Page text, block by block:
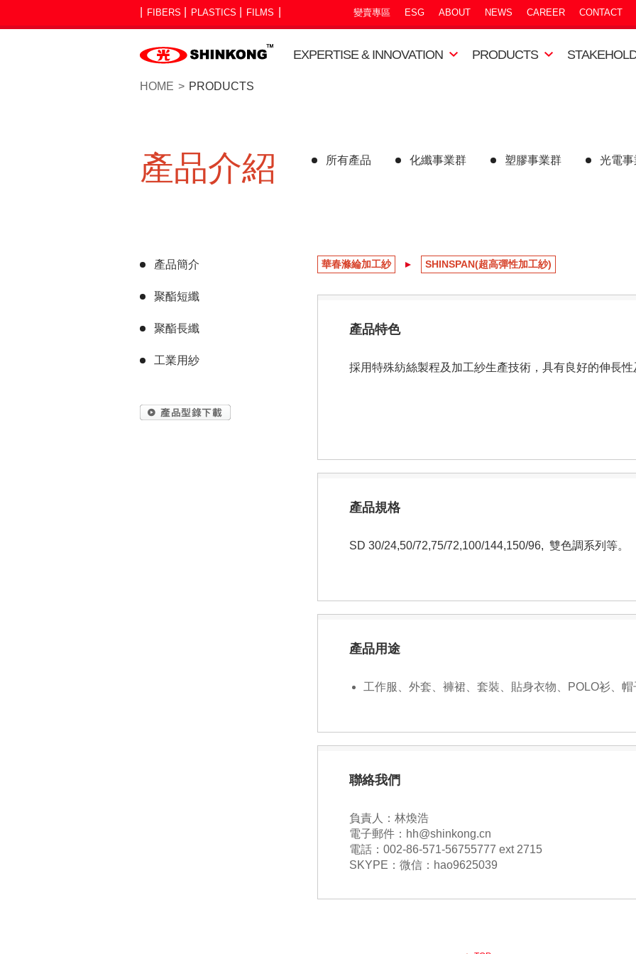
FIBERS PLASTICS FILMS 變賣專區 ESG ABOUT NEWS CAREER CONTACT
EXPERTISE & INNOVATION PRODUCTS
HOME PRODUCTS
產品介紹 所有產品 化纖事業群 塑膠事業群 光電
產品簡介
聚酯短纖
聚酯長纖
工業用紗
華春滌綸加工紗 SHINSPAN(超高彈性加工紗)
產品特色
採用特殊紡絲製程及加工紗生產技術，具有良好的伸長性
產品規格
SD 30/24,50/72,75/72,100/144,150/96, 雙色調系列等。
產品用途
工作服、外套、褲裙、套裝、貼身衣物、POLO衫、帽
聯絡我們
負責人：林煥浩
電子郵件：hh@shinkong.cn
電話：002-86-571-56755777 ext 2715
SKYPE：微信：hao9625039